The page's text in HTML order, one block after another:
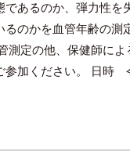
であるのか、弾力性を
るのかを血管年齢の測
測定の他、保健師によ
参加ください。 日時